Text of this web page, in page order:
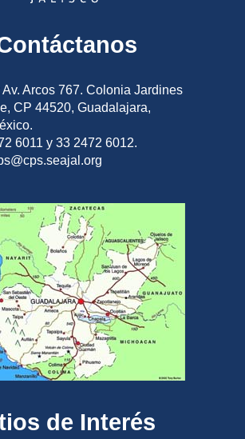
Av. Arcos 767. Colonia Jardines
CP 44520, Guadalajara,
6011 y 33 2472 6012.
de Interés